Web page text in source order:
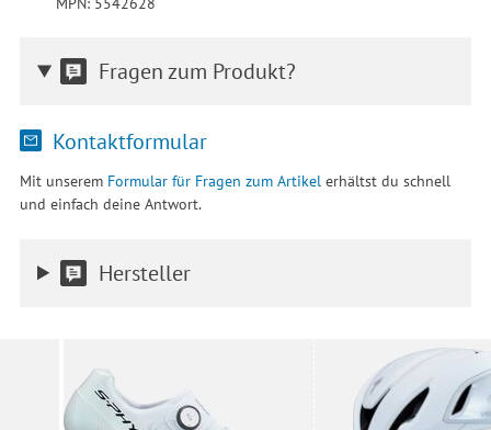
Fragen zum Produkt?
Kontaktformular
Mit unserem Formular für Fragen zum Artikelerhältst du schnell
und einfach deine Antwort.
Hersteller